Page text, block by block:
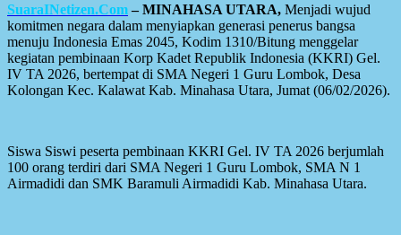
SuaraINetizen.Com– MINAHASA UTARA, Menjadi wujud
komitmen negara dalam menyiapkan generasi penerus bangsa
menuju Indonesia Emas 2045, Kodim 1310/Bitung menggelar
kegiatan pembinaan Korp Kadet Republik Indonesia (KKRI) Gel.
IV TA 2026, bertempat di SMA Negeri 1 Guru Lombok, Desa
Kolongan Kec. Kalawat Kab. Minahasa Utara, Jumat (06/02/2026).
Siswa Siswi peserta pembinaan KKRI Gel. IV TA 2026 berjumlah
100 orang terdiri dari SMA Negeri 1 Guru Lombok, SMA N 1
Airmadidi dan SMK Baramuli Airmadidi Kab. Minahasa Utara.